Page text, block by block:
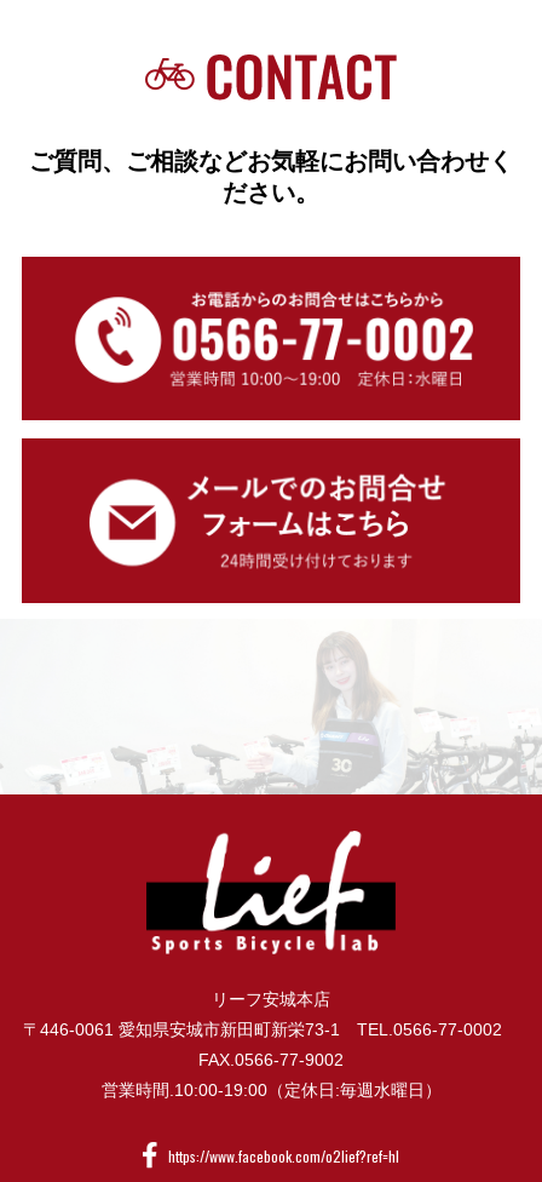
ご質問、ご相談などお気軽にお問い合わせく
ださい。
リーフ安城本店
〒446-0061 愛知県安城市新田町新栄73-1 TEL.0566-77-0002
FAX.0566-77-9002
営業時間.10:00-19:00（定休日:毎週水曜日）
https://www.facebook.com/o2lief?ref=hl